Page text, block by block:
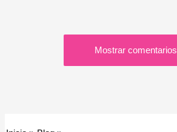
Mostrar comentarios